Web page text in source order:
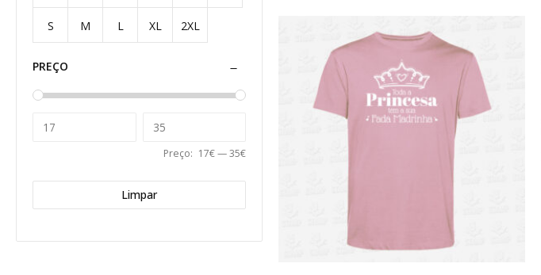
anos anos anos anos anos
S M L XL 2XL
PREÇO
Preço: 17€—35€
Limpar